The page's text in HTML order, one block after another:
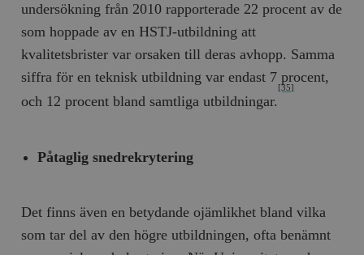
undersökning från 2010 rapporterade 22 procent av de
som hoppade av en HSTJ-utbildning att
kvalitetsbrister var orsaken till deras avhopp. Samma
siffra för en teknisk utbildning var endast 7 procent,
och 12 procent bland samtliga utbildningar.
[35]
Påtaglig snedrekrytering
Det finns även en betydande ojämlikhet bland vilka
som tar del av den högre utbildningen, ofta benämnt